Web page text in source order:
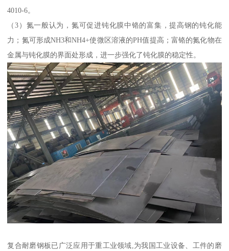
4010-6。
（3）氮一般认为，氮可促进钝化膜中铬的富集，提高钢的钝化能
力；氮可形成NH3和NH4+使微区溶液的PH值提高；富铬的氮化物在
金属与钝化膜的界面处形成，进一步强化了钝化膜的稳定性。
复合耐磨钢板已广泛应用于重工业领域,为我国工业设备、工件的磨